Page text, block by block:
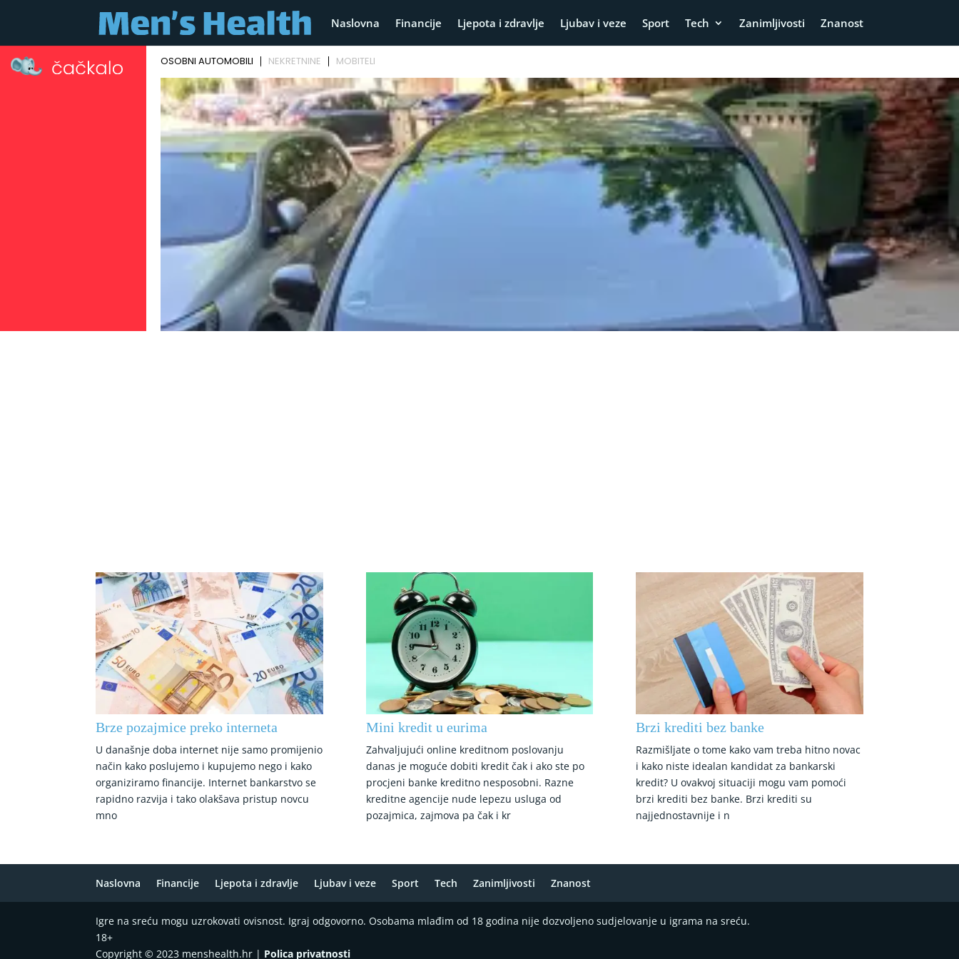
Naslovna Financije Ljepota i zdravlje Ljubav i veze Sport Tech Zanimljivosti Znanost
Brze pozajmice preko interneta
U današnje doba internet nije samo promijenio
način kako poslujemo i kupujemo nego i kako
organiziramo financije. Internet bankarstvo se
rapidno razvija i tako olakšava pristup novcu
mno
Mini kredit u eurima
Zahvaljujući online kreditnom poslovanju
danas je moguće dobiti kredit čak i ako ste po
procjeni banke kreditno nesposobni. Razne
kreditne agencije nude lepezu usluga od
pozajmica, zajmova pa čak i kr
Brzi krediti bez banke
Razmišljate o tome kako vam treba hitno novac
i kako niste idealan kandidat za bankarski
kredit? U ovakvoj situaciji mogu vam pomoći
brzi krediti bez banke. Brzi krediti su
najjednostavnije i n
Naslovna Financije Ljepota i zdravlje Ljubav i veze Sport Tech Zanimljivosti Znanost
Igre na sreću mogu uzrokovati ovisnost. Igraj odgovorno. Osobama mlađim od 18 godina nije dozvoljeno sudjelovanje u igrama na sreću.
18+
Copyright © 2023 menshealth.hr | Polica privatnosti